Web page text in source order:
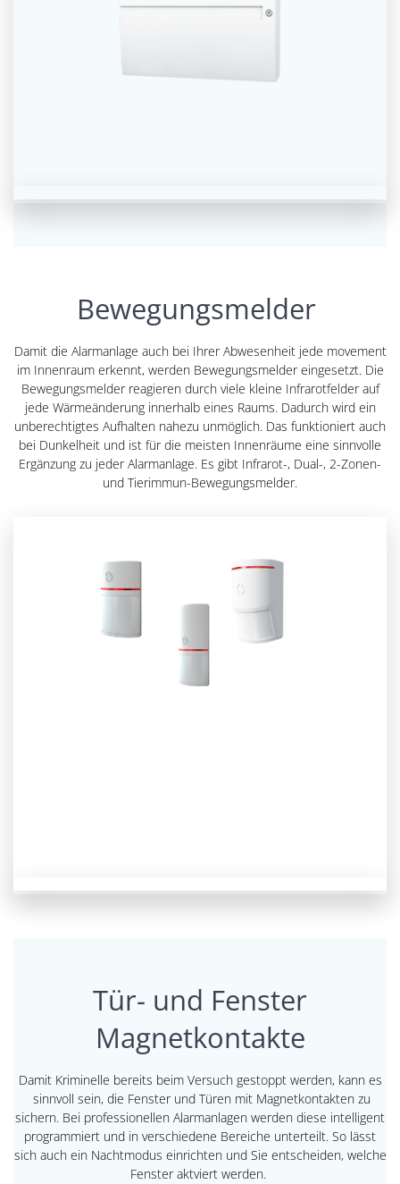
Bewegungsmelder
Damit die Alarmanlage auch bei Ihrer Abwesenheit jede movement
im Innenraum erkennt, werden Bewegungsmelder eingesetzt. Die
Bewegungsmelder reagieren durch viele kleine Infrarotfelder auf
jede Wärmeänderung innerhalb eines Raums. Dadurch wird ein
unberechtigtes Aufhalten nahezu unmöglich. Das funktioniert auch
bei Dunkelheit und ist für die meisten Innenräume eine sinnvolle
Ergänzung zu jeder Alarmanlage. Es gibt Infrarot-, Dual-, 2-Zonen-
und Tierimmun-Bewegungsmelder.
Tür- und Fenster
Magnetkontakte
Damit Kriminelle bereits beim Versuch gestoppt werden, kann es
sinnvoll sein, die Fenster und Türen mit Magnetkontakten zu
sichern. Bei professionellen Alarmanlagen werden diese intelligent
programmiert und in verschiedene Bereiche unterteilt. So lässt
sich auch ein Nachtmodus einrichten und Sie entscheiden, welche
Fenster aktviert werden.